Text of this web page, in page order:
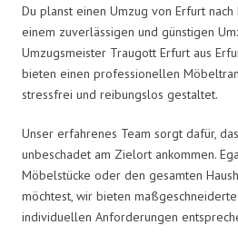
Du planst einen Umzug von Erfurt nach
einem zuverlässigen und günstigen
Umzugsmeister Traugott Erfurt aus
bieten einen professionellen
stressfrei und reibungslos gestaltet.
Unser erfahrenes Team sorgt dafür,
unbeschadet am Zielort ankommen.
Möbelstücke oder den gesamten
möchtest, wir bieten
individuellen Anforderungen